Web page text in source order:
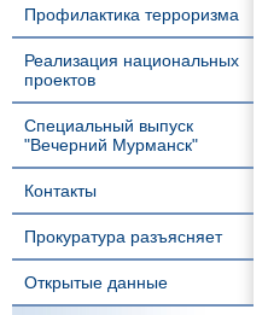
Профилактика терроризма
Реализация национальных
проектов
Специальный выпуск
"Вечерний Мурманск"
Контакты
Прокуратура разъясняет
Открытые данные